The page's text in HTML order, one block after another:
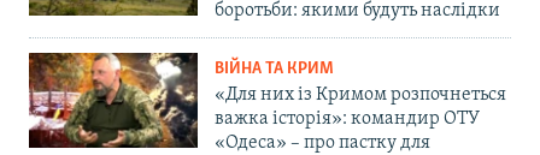
боротьби: якими будуть наслідки
ВІЙНА ТА КРИМ
«Для них із Кримом розпочнеться
важка історія»: командир ОТУ
«Одеса» – про пастку для